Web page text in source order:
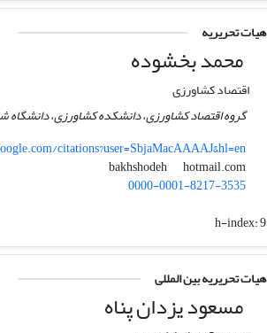
هیات تحریریه
محمد بخشوده
اقتصاد کشاورزی
گروه اقتصاد کشاورزی، دانشکده کشاورزی، دانشگاه
citations?user=SbjaMacAAAAJ&hl=en
bakhshodeh
hotmail.com
0000-0001-8217-3535
h-index:9
هیات تحریریه بین المللی
مسعود یزدان پناه